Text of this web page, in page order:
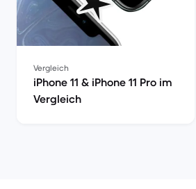
Vergleich
iPhone 11 & iPhone 11 Pro im
Vergleich